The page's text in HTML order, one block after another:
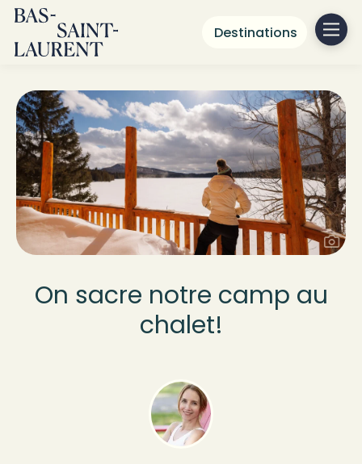
Destinations
On sacre notre camp au
chalet!